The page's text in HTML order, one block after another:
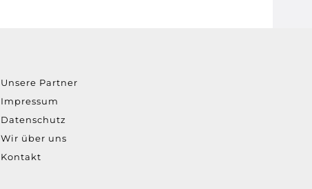
Unsere Partner
Impressum
Datenschutz
Wir über uns
Kontakt